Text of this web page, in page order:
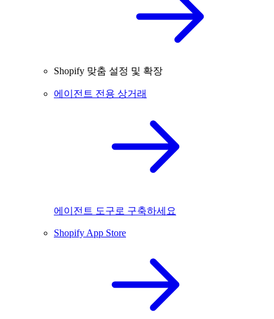
Shopify 맞춤 설정 및 확장
에이전트 전용 상거래
에이전트 도구로 구축하세요
Shopify App Store